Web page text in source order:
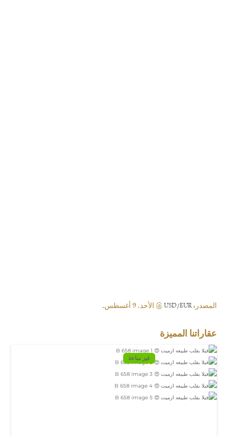
المصدر:USD/EUR@ الأحد, 9 أغسطس.
عقاراتنا المميزة
غير مباعة